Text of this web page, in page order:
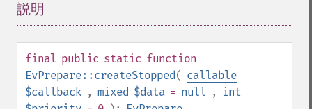
説明
final public static function
EvPrepare::createStopped( callable
$callback , mixed $data = null ,
int